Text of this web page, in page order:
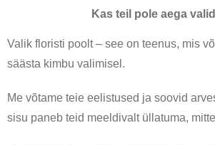
Kas teil pole aega
Valik floristi poolt – see on teenus, mis
säästa kimbu valimisel.
Me võtame teie eelistused ja soovid
sisu paneb teid meeldivalt üllatuma,